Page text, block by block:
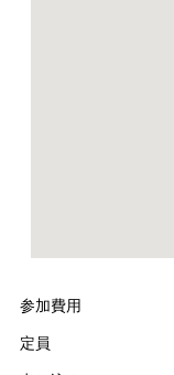
参加費用
定員